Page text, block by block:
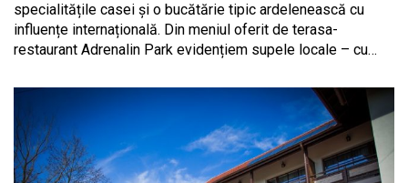
specialitățile casei și o bucătărie tipic ardelenească cu
influențe internațională. Din meniul oferit de terasa-
restaurant Adrenalin Park evidențiem supele locale – cu…